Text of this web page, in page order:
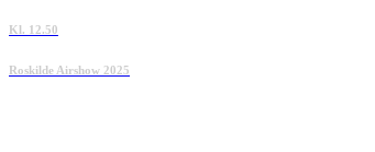
Kl. 12.50
Roskilde Airshow 2025